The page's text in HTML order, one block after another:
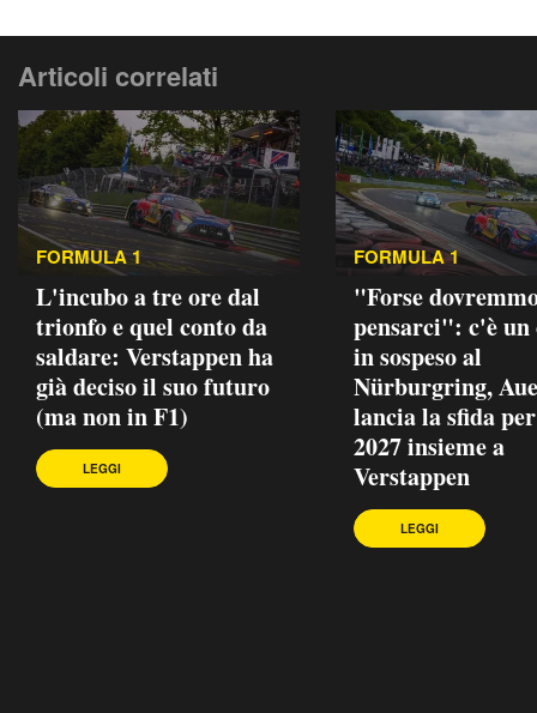
Articoli correlati
FORMULA 1
L'incubo a tre ore dal
trionfo e quel conto da
saldare: Verstappen ha
già deciso il suo futuro
(ma non in F1)
LEGGI
FORMULA 1
"Forse
pensarci": c'è un
in sospeso al
Nürburgring,
lancia la sfida
2027 insieme a
Verstappen
LEGGI